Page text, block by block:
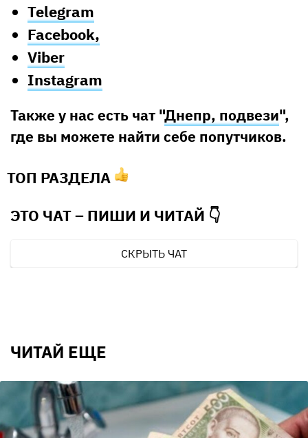
Telegram
Facebook,
Viber
Instagram
Также у нас есть чат "Днепр, подвези",
где вы можете найти себе попутчиков.
ТОП РАЗДЕЛА
ЭТО ЧАТ – ПИШИ И ЧИТАЙ 👇
СКРЫТЬ ЧАТ
ЧИТАЙ ЕЩЕ